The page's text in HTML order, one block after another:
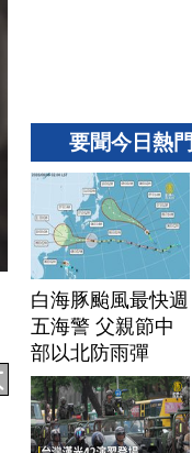
要聞今日熱門
白海豚颱風最快週
五海警 父親節中
部以北防雨彈